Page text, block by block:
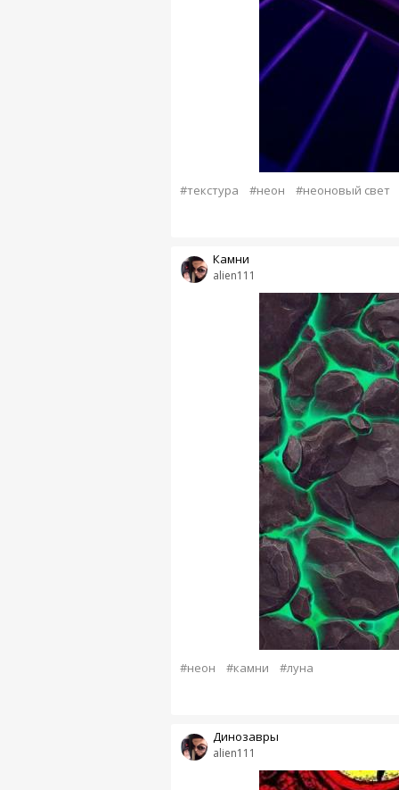
#текстура #неон #неоновый свет
alien111
Камни
#неон #камни #луна
alien111
Динозавры